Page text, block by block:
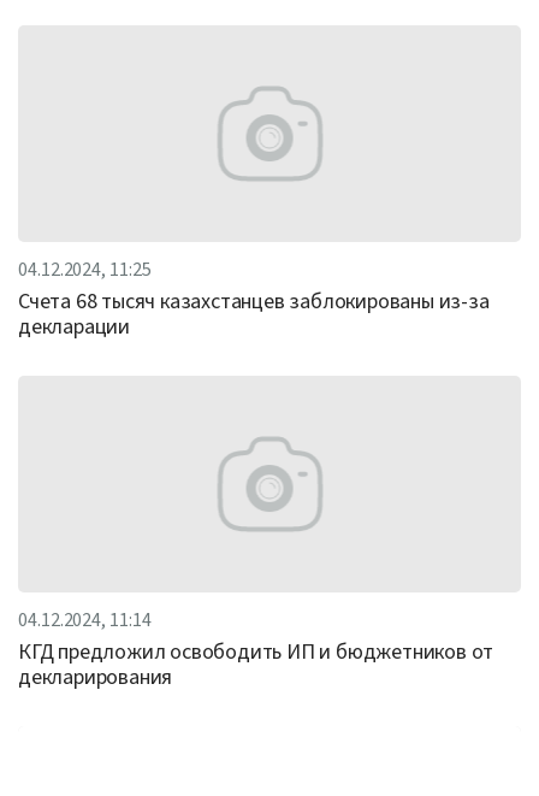
04.12.2024, 11:25
Счета 68 тысяч казахстанцев заблокированы из-за
декларации
04.12.2024, 11:14
КГД предложил освободить ИП и бюджетников от
декларирования